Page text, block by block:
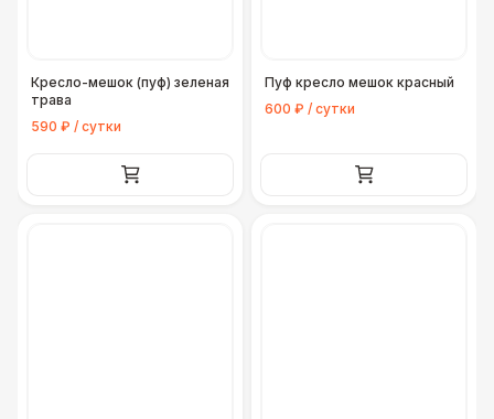
Кресло-мешок (пуф) зеленая
трава
590 ₽ / сутки
Пуф кресло мешок красный
600 ₽ / сутки